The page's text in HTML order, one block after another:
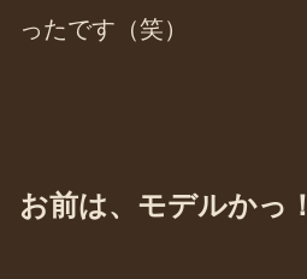
ったです（笑）
お前は、モデルかっ！